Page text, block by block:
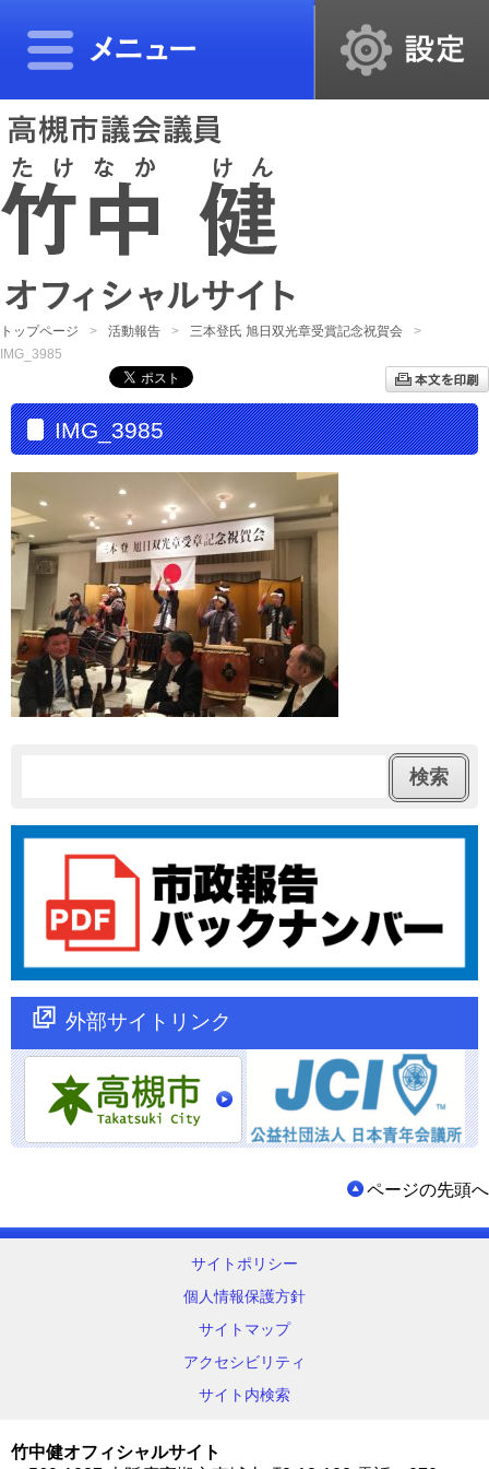
トップページ 活動報告
三本登氏 旭日双光章受賞記念祝賀会
IMG_3985
IMG_3985
外部サイトリンク
ページの先頭へ
サイトポリシー
個人情報保護方針
サイトマップ
アクセシビリティ
サイト内検索
竹中健オフィシャルサイト